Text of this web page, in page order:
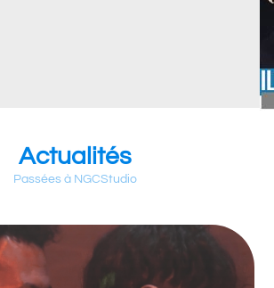
Actualités
Passées à NGCStudio